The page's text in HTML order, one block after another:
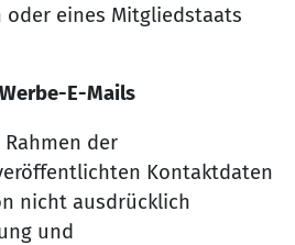
oder eines Mitgliedstaats
E-Mails
der
Kontaktdaten
nicht ausdrücklich
und